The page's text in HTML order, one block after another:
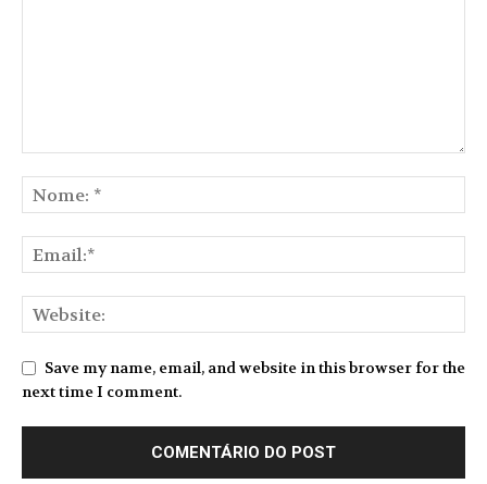
Save my name, email, and website in this browser for the
next time I comment.